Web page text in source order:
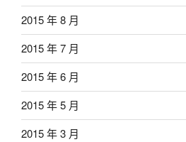
2015 年 8 月
2015 年 7 月
2015 年 6 月
2015 年 5 月
2015 年 3 月